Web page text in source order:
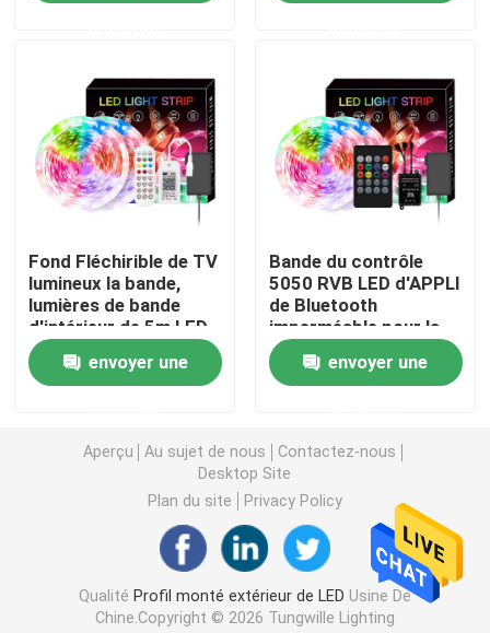
Profil de la plaque de plâtre LED
Lumières de bande futées de LED
Profil faisant le coin de LED
Profil circulaire de LED
lumières linéaires menées
Bandes de l'ÉPI LED
Bandes de SMD LED
Fond Fléchirible de TV
lumineux la bande,
lumières de bande
d'intérieur de 5m LED
RVB 5050 12V
envoyer une
Bande du contrôle
5050 RVB LED d'APPLI
de Bluetooth
imperméable pour la
décoration extérieure
d'intérieurenvoyer une
Aperçu Au sujet de nous
Contactez-nous
Desktop Site
Plan du site
Privacy Policy
Qualité Profil monté extérieur de LED Usine De
Chine.Copyright © 2026 Tungwille Lighting